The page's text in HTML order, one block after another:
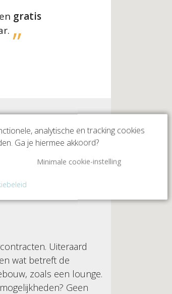
gratis
De stad
gemeente ten
Vianen verdeeld in
prijzen van
Uiteraard
wat betreft de
zoals een lounge.
Geen
analytische en tracking cookies
Ga je hiermee akkoord?
Minimale cookie-instelling